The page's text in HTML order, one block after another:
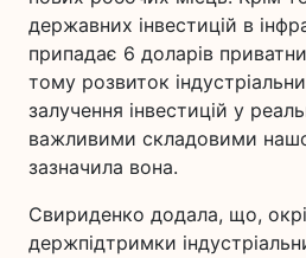
державних інвестицій в
припадає 6 доларів
тому розвиток
залучення інвестицій у
важливими складовими
зазначила вона.
Свириденко додала, що,
держпідтримки